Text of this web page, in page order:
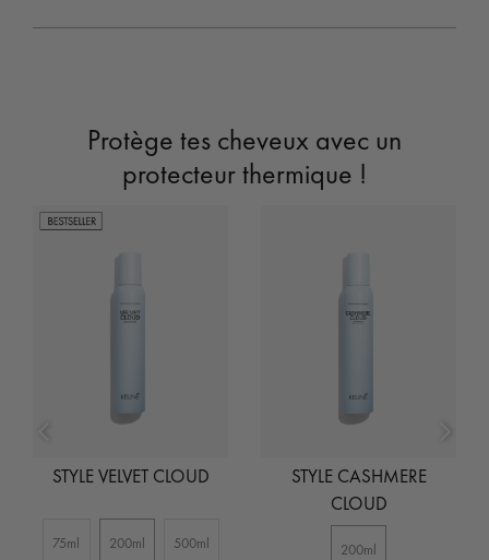
Protège tes cheveux avec un
protecteur thermique !
STYLE VELVET CLOUD
75ml 200ml 500ml
STYLE CASHMERE
CLOUD
200ml